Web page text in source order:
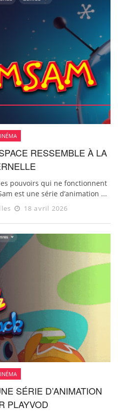
RESSEMBLE À LA
pouvoirs qui ne fonctionnent
est une série d’animation ...
18 avril 2026
SÉRIE D’ANIMATION
PLAYVOD